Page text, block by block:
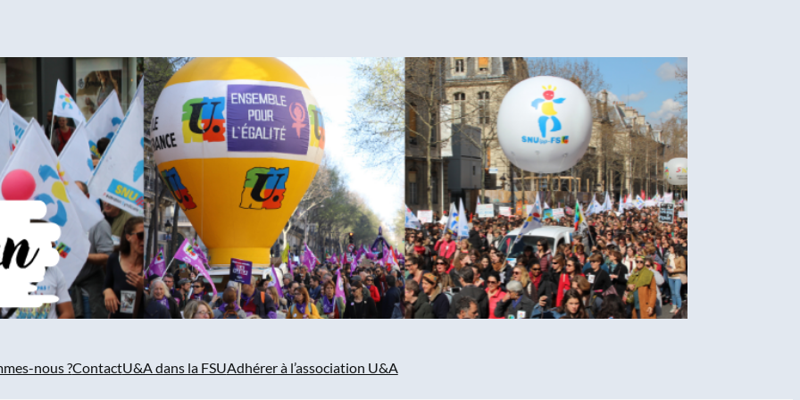
nous ?ContactU&A dans la FSUAdhérer à l’association U&A